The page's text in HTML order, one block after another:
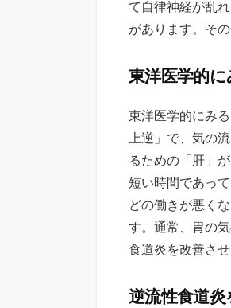
て自律神経が乱
があります。そ
東洋医学的に
東洋医学的にみ
上逆」で、気の
るための「肝」
短い時間であっ
どの働きが悪く
す。通常、胃の
食道炎を改善さ
逆流性食道